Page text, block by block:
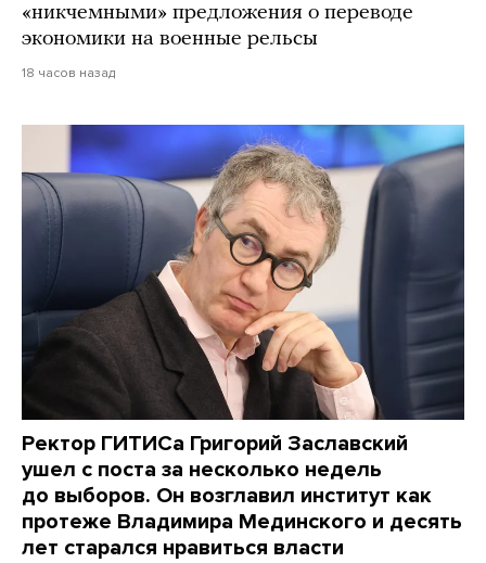
«никчемными» предложения о переводе
экономики на военные рельсы
18 часов назад
Ректор ГИТИСа Григорий Заславский
ушел с поста за несколько недель
до выборов. Он возглавил институт как
протеже Владимира Мединского и десять
лет старался нравиться власти